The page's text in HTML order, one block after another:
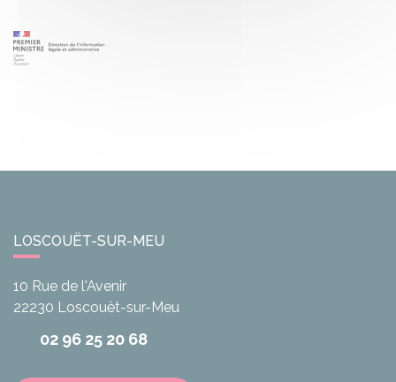
LOSCOUËT-SUR-MEU
10 Rue de l'Avenir
22230 Loscouët-sur-Meu
02 96 25 20 68